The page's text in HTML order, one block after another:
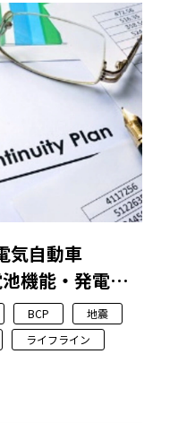
気自動車
池機能・発電機
BCP
地震
ライフライン